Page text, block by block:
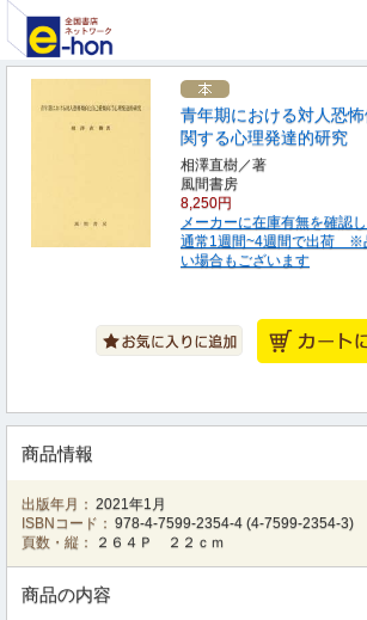
青年期における対人恐
関する心理発達的研究
相澤直樹／著
風間書房
8,250円
メーカーに在庫有無を確認
通常1週間~4週間で出荷 ※
い場合もございます
商品情報
出版年月： 2021年1月
ISBNコード： 978-4-7599-2354-4 (4-7599-2354-3)
頁数・縦：
２６４Ｐ ２２ｃｍ
商品の内容